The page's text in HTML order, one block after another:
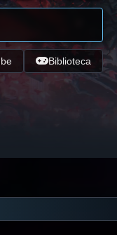
Biblioteca